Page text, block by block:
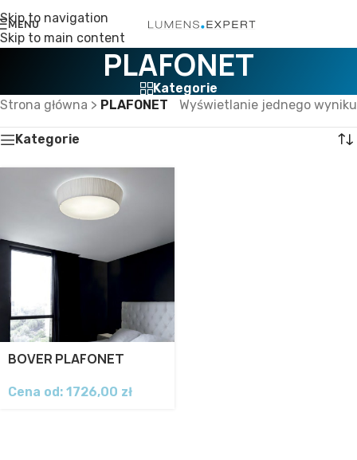
Skip to navigation
Skip to main content
MENU
PLAFONET
Kategorie
Strona główna > PLAFONET Wyświetlanie jednego wyniku
Kategorie
BOVER PLAFONET
Cena od: 1726,00 zł